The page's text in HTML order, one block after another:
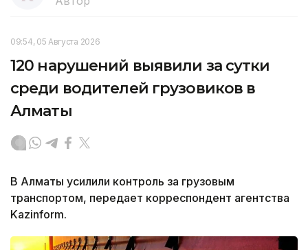
09:54, 05 Августа 2026
120 нарушений выявили за сутки
среди водителей грузовиков в
Алматы
В Алматы усилили контроль за грузовым
транспортом, передает корреспондент агентства
Kazinform.